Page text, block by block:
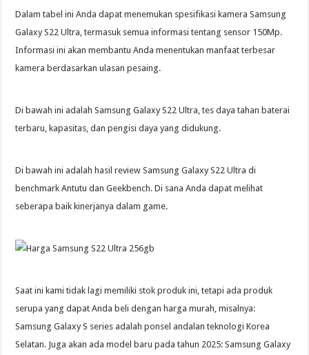
Dalam tabel ini Anda dapat menemukan spesifikasi kamera Samsung
Galaxy S22 Ultra, termasuk semua informasi tentang sensor 150Mp.
Informasi ini akan membantu Anda menentukan manfaat terbesar
kamera berdasarkan ulasan pesaing.
Di bawah ini adalah Samsung Galaxy S22 Ultra, tes daya tahan baterai
terbaru, kapasitas, dan pengisi daya yang didukung.
Di bawah ini adalah hasil review Samsung Galaxy S22 Ultra di
benchmark Antutu dan Geekbench. Di sana Anda dapat melihat
seberapa baik kinerjanya dalam game.
Saat ini kami tidak lagi memiliki stok produk ini, tetapi ada produk
serupa yang dapat Anda beli dengan harga murah, misalnya:
Samsung Galaxy S series adalah ponsel andalan teknologi Korea
Selatan. Juga akan ada model baru pada tahun 2025: Samsung Galaxy